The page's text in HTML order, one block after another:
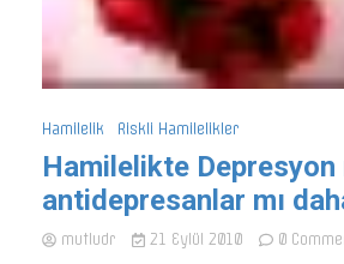
Hamilelik Riskli Hamilelikler
Hamilelikte Depresyon
antidepresanlar mı
mutludr 21 Eylül 2010 0